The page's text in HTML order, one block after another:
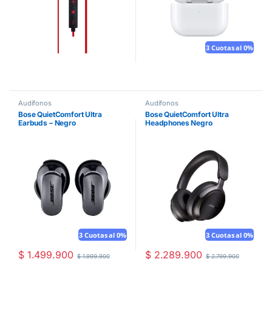
3 Cuotas al 0%
Audífonos
Bose QuietComfort Ultra
Earbuds – Negro
3 Cuotas al 0%
$1.499.900 $1.999.900
Audífonos
Bose QuietComfort Ultra
Headphones Negro
3 Cuotas al 0%
$2.289.900 $2.799.900